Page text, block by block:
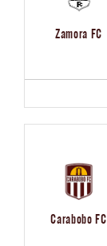
Zamora FC
Carabobo FC